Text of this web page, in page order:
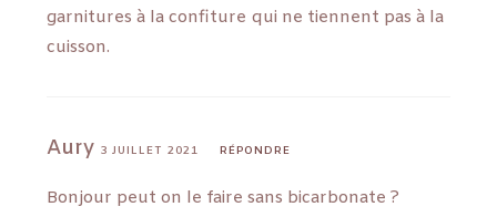
garnitures à la confiture qui ne tiennent pas à la
cuisson.
Aury 3 JUILLET 2021 RÉPONDRE
Bonjour peut on le faire sans bicarbonate ?